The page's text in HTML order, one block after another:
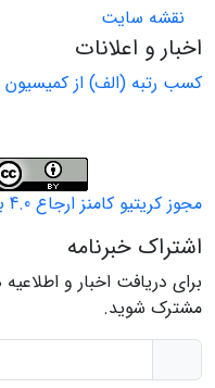
نقشه سایت
اخبار و اعلانات
کسب رتبه (الف) از کمیسیون
مجوز کریتیو کامنز ارجاع 4.0 بین‌المللی
اشتراک خبرنامه
برای دریافت اخبار و
مشترک شوید.